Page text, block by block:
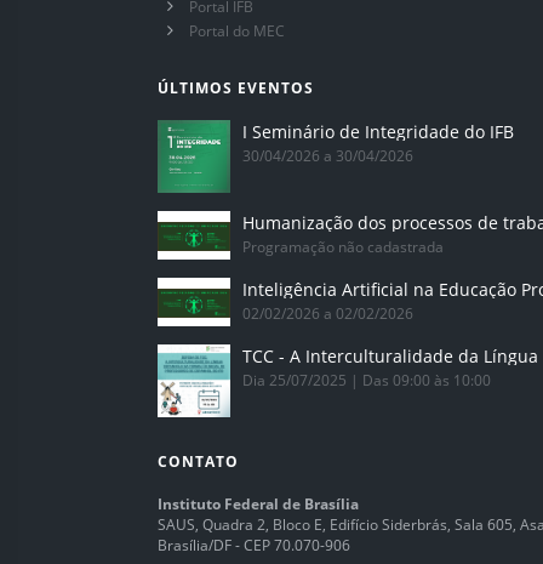
Portal IFB
Portal do MEC
ÚLTIMOS EVENTOS
I Seminário de Integridade do IFB
30/04/2026 a 30/04/2026
Humanização dos processos de
Programação não cadastrada
02/02/2026 a 02/02/2026
Dia 25/07/2025 | Das 09:00 às 10:00
CONTATO
Instituto Federal de Brasília
SAUS, Quadra 2, Bloco E, Edifício Siderbrás, Sala 605,
Brasília/DF - CEP 70.070-906